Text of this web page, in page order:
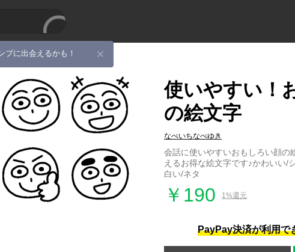
プに出会えるかも！
使いやすい！
の絵文字
なべいちなべゆき
会話に使いやすいおもしろい顔の
えるお得な絵文字です♪かわいい/
白い/ネタ
￥190 1%還元
PayPay決済が利用で